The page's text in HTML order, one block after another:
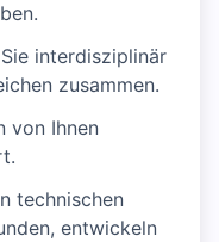
interdisziplinär
zusammen.
von Ihnen
technischen
entwickeln